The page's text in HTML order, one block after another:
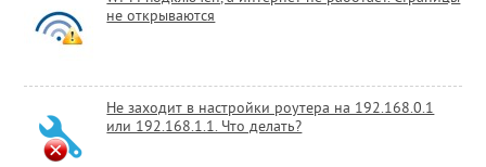
не открываются
Не заходит в настройки роутера на 192.168.0.1
или 192.168.1.1. Что делать?